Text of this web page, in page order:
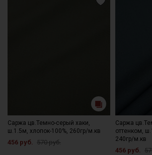
подвешенном расправленном состоянии,
Саржа цв.Темно-серый хаки,
ш.1.5м, хлопок-100%, 260гр/м.кв
456 руб. 570 руб.
Саржа
оттенком,
240гр/м.кв
456 руб.